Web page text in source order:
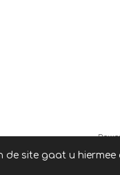
de site gaat u hiermee